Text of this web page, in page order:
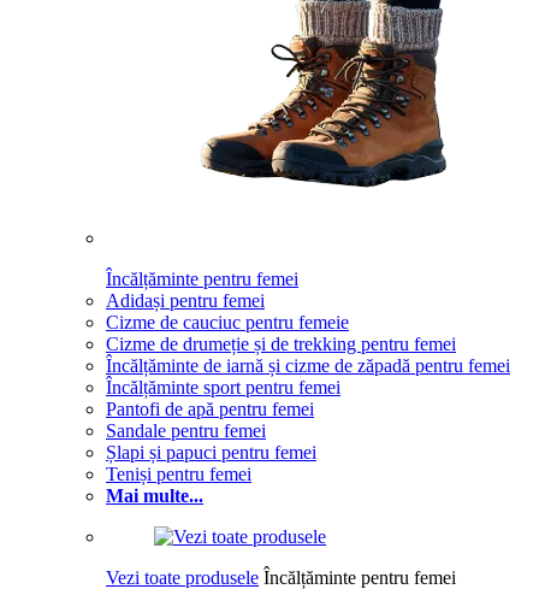
Încălțăminte pentru femei
Adidași pentru femei
Cizme de cauciuc pentru femeie
Cizme de drumeție și de trekking pentru femei
Încălțăminte de iarnă și cizme de zăpadă pentru femei
Încălțăminte sport pentru femei
Pantofi de apă pentru femei
Sandale pentru femei
Șlapi și papuci pentru femei
Teniși pentru femei
Mai multe...
Vezi toate produsele Încălțăminte pentru femei